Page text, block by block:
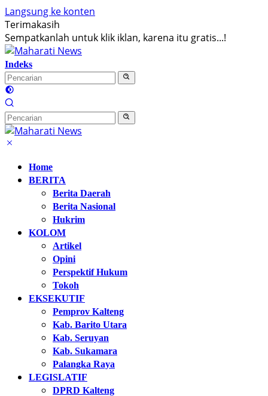
Langsung ke konten
Terimakasih
Sempatkanlah untuk klik iklan, karena itu gratis...!
Indeks
Home
BERITA
Berita Daerah
Berita Nasional
Hukrim
KOLOM
Artikel
Opini
Perspektif Hukum
Tokoh
EKSEKUTIF
Pemprov Kalteng
Kab. Barito Utara
Kab. Seruyan
Kab. Sukamara
Palangka Raya
LEGISLATIF
DPRD Kalteng